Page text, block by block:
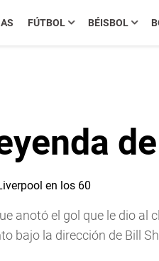
FÚTBOL BÉISBOL
anotó el gol que le dio al
bajo la dirección de Bill